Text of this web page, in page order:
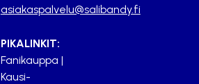
asiakaspalvelu@salibandy.fi
PIKALINKIT:
Fanikauppa |
Kausi-